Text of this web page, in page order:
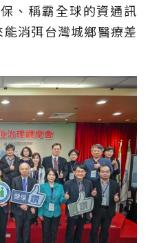
、稱霸全球的資通訊
能消弭台灣城鄉醫療差